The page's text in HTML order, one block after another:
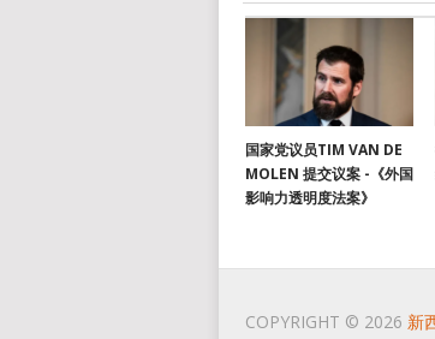
国家党议员TIM VAN DE
MOLEN 提交议案 -《外国
影响力透明度法案》
COPYRIGHT © 2026 新